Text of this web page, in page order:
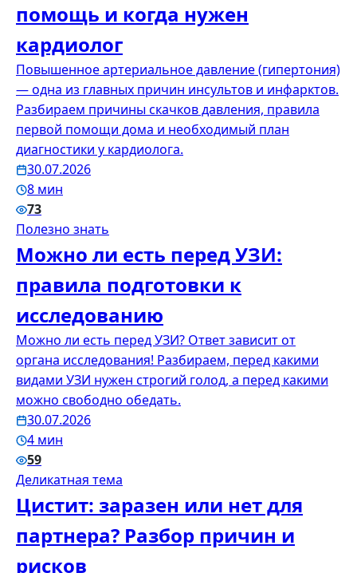
помощь и когда нужен
кардиолог
Повышенное артериальное давление (гипертония)
— одна из главных причин инсультов и инфарктов.
Разбираем причины скачков давления, правила
первой помощи дома и необходимый план
диагностики у кардиолога.
30.07.2026
8 мин
73
Полезно знать
Можно ли есть перед УЗИ:
правила подготовки к
исследованию
Можно ли есть перед УЗИ? Ответ зависит от
органа исследования! Разбираем, перед какими
видами УЗИ нужен строгий голод, а перед какими
можно свободно обедать.
30.07.2026
4 мин
59
Деликатная тема
Цистит: заразен или нет для
партнера? Разбор причин и
рисков